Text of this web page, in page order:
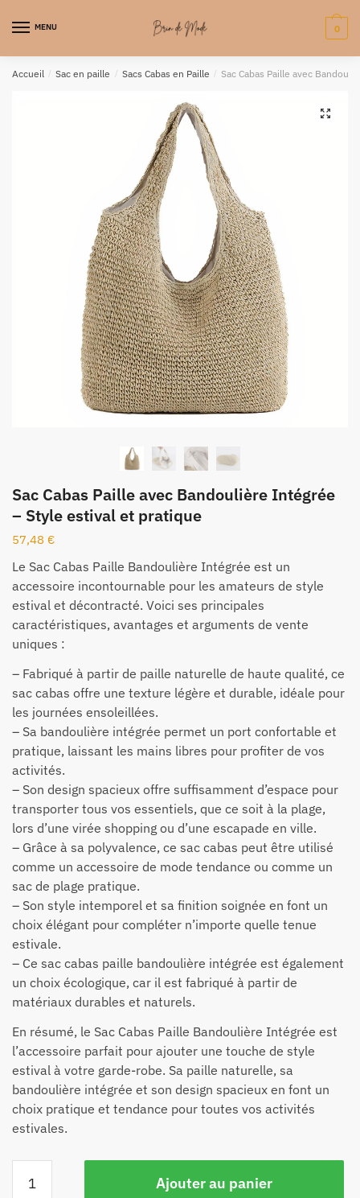
MENU 0
Accueil / Sac en paille / Sacs Cabas en Paille / Sac Cabas Paille avec
🔍
Sac Cabas Paille avec Bandoulière Intégrée
– Style estival et pratique
57,48 €
Le Sac Cabas Paille Bandoulière Intégrée est un
accessoire incontournable pour les amateurs de style
estival et décontracté. Voici ses principales
caractéristiques, avantages et arguments de vente
uniques :
– Fabriqué à partir de paille naturelle de haute qualité, ce
sac cabas offre une texture légère et durable, idéale pour
les journées ensoleillées.
– Sa bandoulière intégrée permet un port confortable et
pratique, laissant les mains libres pour profiter de vos
activités.
– Son design spacieux offre suffisamment d’espace pour
transporter tous vos essentiels, que ce soit à la plage,
lors d’une virée shopping ou d’une escapade en ville.
– Grâce à sa polyvalence, ce sac cabas peut être utilisé
comme un accessoire de mode tendance ou comme un
sac de plage pratique.
– Son style intemporel et sa finition soignée en font un
choix élégant pour compléter n’importe quelle tenue
estivale.
– Ce sac cabas paille bandoulière intégrée est également
un choix écologique, car il est fabriqué à partir de
matériaux durables et naturels.
En résumé, le Sac Cabas Paille Bandoulière Intégrée est
l’accessoire parfait pour ajouter une touche de style
estival à votre garde-robe. Sa paille naturelle, sa
bandoulière intégrée et son design spacieux en font un
choix pratique et tendance pour toutes vos activités
estivales.
Ajouter au panier